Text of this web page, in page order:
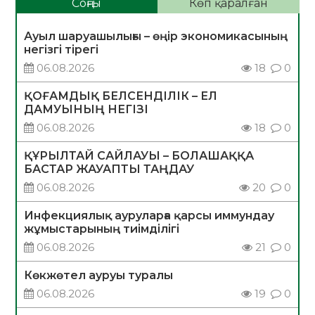
Соңғы Көп қаралған
Ауыл шаруашылығы – өңір экономикасының
негізгі тірегі
06.08.2026
18 0
ҚОҒАМДЫҚ БЕЛСЕНДІЛІК – ЕЛ
ДАМУЫНЫҢ НЕГІЗІ
06.08.2026
18 0
ҚҰРЫЛТАЙ САЙЛАУЫ – БОЛАШАҚҚА
БАСТАР ЖАУАПТЫ ТАҢДАУ
06.08.2026
20 0
Инфекциялық ауруларға қарсы иммундау
жұмыстарының тиімділігі
06.08.2026
21 0
Көкжөтел ауруы туралы
06.08.2026
19 0